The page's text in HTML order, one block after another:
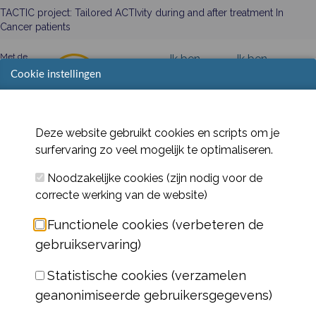
TACTIC project: Tailored ACTIvity during and after treatment In
Cancer patients
Met de
steun
van
Ik ben
Ik ben
Kinesitherapeuten /
Beweegprofessionals
Op deze pagina vindt u de downloads met de algemene
beweegrichtlijnen voor patiënten met kanker, evenals
specifieke oefeningen. Deze documenten dienen als
hulpmiddel bij het opstellen van een beweegprogramma
Cookie instellingen
Deze website gebruikt cookies en scripts om je
surfervaring zo veel mogelijk te optimaliseren.
Noodzakelijke cookies (zijn nodig voor de
correcte werking van de website)
Functionele cookies (verbeteren de
gebruikservaring)
Statistische cookies (verzamelen
geanonimiseerde gebruikersgegevens)